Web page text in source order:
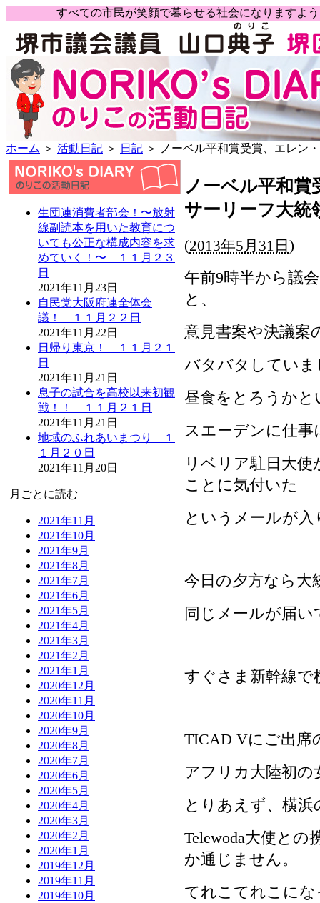
すべての市民が笑顔で暮らせる社会になります
ホーム ＞ 活動日記 ＞ 日記 ＞ ノーベル平和賞受賞、エレン
生団連消費者部会！〜放射
線副読本を用いた教育につ
いても公正な構成内容を求
めていく！〜 １１月２３
日
2021年11月23日
自民党大阪府連全体会
議！ １１月２２日
2021年11月22日
日帰り東京！ １１月２１
日
2021年11月21日
息子の試合を高校以来初観
戦！！ １１月２１日
2021年11月21日
地域のふれあいまつり １
１月２０日
2021年11月20日
月ごとに読む
2021年11月
2021年10月
2021年9月
2021年8月
2021年7月
2021年6月
2021年5月
2021年4月
2021年3月
2021年2月
2021年1月
2020年12月
2020年11月
2020年10月
2020年9月
2020年8月
2020年7月
2020年6月
2020年5月
2020年4月
2020年3月
2020年2月
2020年1月
2019年12月
2019年11月
2019年10月
ノーベル平和
サーリーフ大
(2013年5月31日)
午前9時半から議
と、
意見書案や決議案
バタバタしていま
昼食をとろうか
スエーデンに仕
リベリア駐日大使
ことに気付いた
というメールが
今日の夕方なら大
同じメールが届
すぐさま新幹線で
TICAD Vにご出席
アフリカ大陸初の
とりあえず、横
Telewoda大使と
か通じません。
てれこてれこに